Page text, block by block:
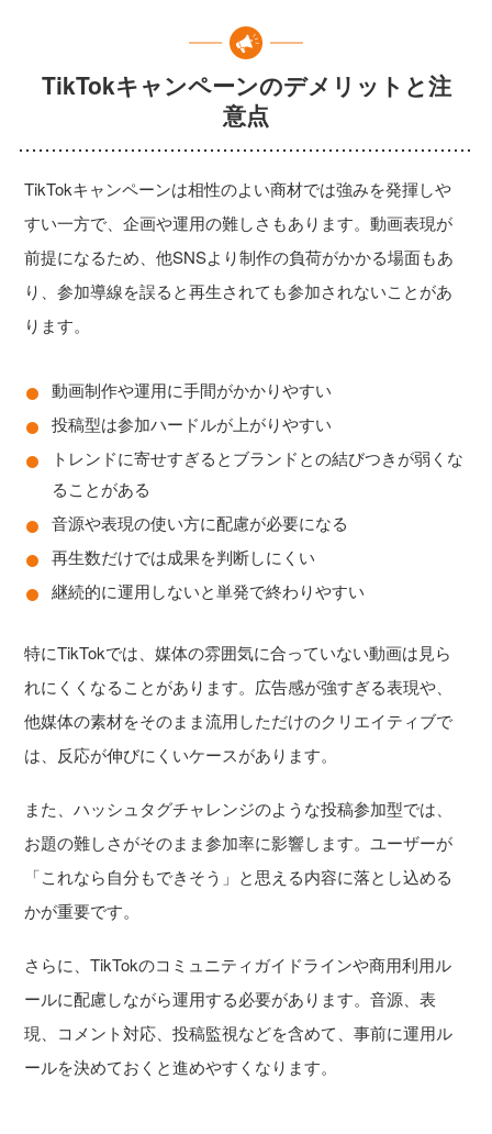
TikTokキャンペーンのデメリットと注
意点
TikTokキャンペーンは相性のよい商材では強みを発揮しや
すい一方で、企画や運用の難しさもあります。動画表現が
前提になるため、他SNSより制作の負荷がかかる場面もあ
り、参加導線を誤ると再生されても参加されないことがあ
ります。
動画制作や運用に手間がかかりやすい
投稿型は参加ハードルが上がりやすい
トレンドに寄せすぎるとブランドとの結びつきが弱くな
ることがある
音源や表現の使い方に配慮が必要になる
再生数だけでは成果を判断しにくい
継続的に運用しないと単発で終わりやすい
特にTikTokでは、媒体の雰囲気に合っていない動画は見ら
れにくくなることがあります。広告感が強すぎる表現や、
他媒体の素材をそのまま流用しただけのクリエイティブで
は、反応が伸びにくいケースがあります。
また、ハッシュタグチャレンジのような投稿参加型では、
お題の難しさがそのまま参加率に影響します。ユーザーが
「これなら自分もできそう」と思える内容に落とし込める
かが重要です。
さらに、TikTokのコミュニティガイドラインや商用利用ル
ールに配慮しながら運用する必要があります。音源、表
現、コメント対応、投稿監視などを含めて、事前に運用ル
ールを決めておくと進めやすくなります。